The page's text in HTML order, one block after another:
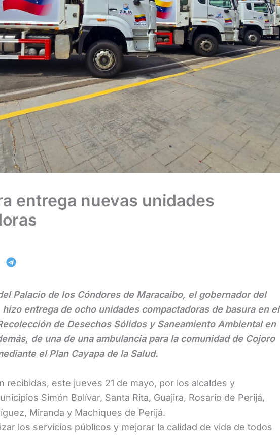
entrega nuevas unidades
Palacio de los Cóndores de Maracaibo, el gobernador del
hizo entrega de ocho unidades compactadoras de basura en el
de Desechos Sólidos y Saneamiento Ambiental en
de una de una ambulancia para la comunidad de Cojoro
el Plan Cayapa de la Salud.
recibidas, este jueves 21 de mayo, por los alcaldes y
Simón Bolívar, Santa Rita, Guajira, Rosario de Perijá,
Miranda y Machiques de Perijá.
los servicios públicos y mejorar la calidad de vida de todos